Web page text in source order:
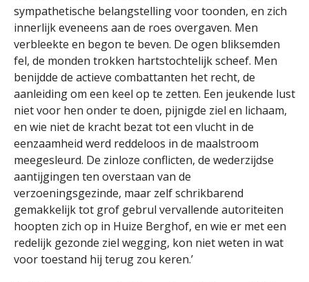
sympathetische belangstelling voor toonden, en zich
innerlijk eveneens aan de roes overgaven. Men
verbleekte en begon te beven. De ogen bliksemden
fel, de monden trokken hartstochtelijk scheef. Men
benijdde de actieve combattanten het recht, de
aanleiding om een keel op te zetten. Een jeukende lust
niet voor hen onder te doen, pijnigde ziel en lichaam,
en wie niet de kracht bezat tot een vlucht in de
eenzaamheid werd reddeloos in de maalstroom
meegesleurd. De zinloze conflicten, de wederzijdse
aantijgingen ten overstaan van de
verzoeningsgezinde, maar zelf schrikbarend
gemakkelijk tot grof gebrul vervallende autoriteiten
hoopten zich op in Huize Berghof, en wie er met een
redelijk gezonde ziel wegging, kon niet weten in wat
voor toestand hij terug zou keren.’